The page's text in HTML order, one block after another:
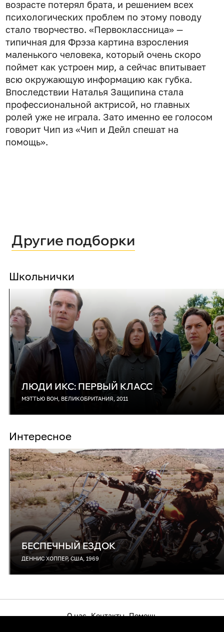
возрасте потерял брата, и решением всех
психологических проблем по этому поводу
стало творчество. «Первоклассница» —
типичная для Фрэза картина взросления
маленького человека, который очень скоро
поймет как устроен мир, а сейчас впитывает
всю окружающую информацию как губка.
Впоследствии Наталья Защипина стала
профессиональной актрисой, но главных
ролей уже не играла. Зато именно ее голосом
говорит Чип из «Чип и Дейл спешат на
помощь».
Другие подборки
Школьнички
ЛЮДИ ИКС: ПЕРВЫЙ КЛАСС
МЭТТЬЮ ВОН, ВЕЛИКОБРИТАНИЯ, 2011
Интересное
БЕСПЕЧНЫЙ ЕЗДОК
ДЕННИС ХОППЕР, США, 1969
О нас Контакты Помощь